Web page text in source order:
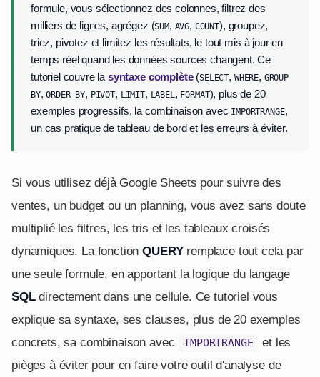
formule, vous sélectionnez des colonnes, filtrez des
milliers de lignes, agrégez (SUM, AVG, COUNT), groupez,
triez, pivotez et limitez les résultats, le tout mis à jour en
temps réel quand les données sources changent. Ce
tutoriel couvre lasyntaxe complète(SELECT, WHERE, GROUP
BY,ORDER BY, PIVOT, LIMIT, LABEL, FORMAT), plus de 20
exemples progressifs, la combinaison avec IMPORTRANGE,
un cas pratique de tableau de bord et les erreurs à éviter.
Si vous utilisez déjà Google Sheets pour suivre des
ventes, un budget ou un planning, vous avez sans doute
multiplié les filtres, les tris et les tableaux croisés
dynamiques. La fonctionQUERYremplace tout cela par
une seule formule, en apportant la logique du langage
SQLdirectement dans une cellule. Ce tutoriel vous
explique sa syntaxe, ses clauses, plus de 20 exemples
concrets, sa combinaison avec
IMPORTRANGE
et les
pièges à éviter pour en faire votre outil d'analyse de